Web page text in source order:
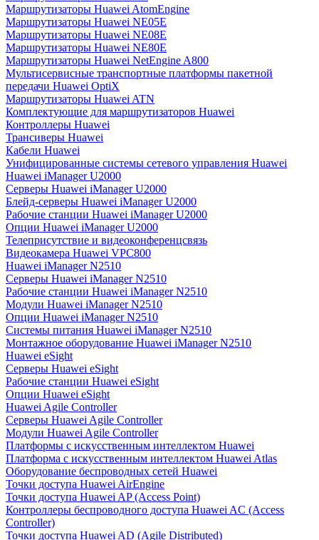
Маршрутизаторы Huawei AtomEngine
Маршрутизаторы Huawei NE05E
Маршрутизаторы Huawei NE08E
Маршрутизаторы Huawei NE80E
Маршрутизаторы Huawei NetEngine A800
Мультисервисные транспортные платформы пакетной
передачи Huawei OptiX
Маршрутизаторы Huawei ATN
Комплектующие для маршрутизаторов Huawei
Контроллеры Huawei
Трансиверы Huawei
Кабели Huawei
Унифицированные системы сетевого управления Huawei
Huawei iManager U2000
Серверы Huawei iManager U2000
Блейд-серверы Huawei iManager U2000
Рабочие станции Huawei iManager U2000
Опции Huawei iManager U2000
Телеприсутствие и видеоконференцсвязь
Видеокамера Huawei VPC800
Huawei iManager N2510
Серверы Huawei iManager N2510
Рабочие станции Huawei iManager N2510
Модули Huawei iManager N2510
Опции Huawei iManager N2510
Системы питания Huawei iManager N2510
Монтажное оборудование Huawei iManager N2510
Huawei eSight
Серверы Huawei eSight
Рабочие станции Huawei eSight
Опции Huawei eSight
Huawei Agile Controller
Серверы Huawei Agile Controller
Модули Huawei Agile Controller
Платформы с искусственным интеллектом Huawei
Платформа с искусственным интеллектом Huawei Atlas
Оборудование беспроводных сетей Huawei
Точки доступа Huawei AirEngine
Точки доступа Huawei AP (Access Point)
Контроллеры беспроводного доступа Huawei AC (Access
Controller)
Точки доступа Huawei AD (Agile Distributed)